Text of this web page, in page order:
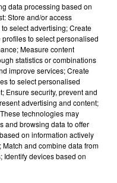
: découvrez les
d'observation
pour
data processing based on
Store and/or access
select advertising; Create
to select personalised
Measure content
statistics or combinations
improve services; Create
to select personalised
Ensure security, prevent and
advertising and content;
technologies may
and browsing data to offer
on information actively
and combine data from
Identify devices based on